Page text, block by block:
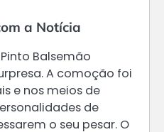
a Notícia
Balsemão
A comoção foi
e nos meios de
de
o seu pesar. O